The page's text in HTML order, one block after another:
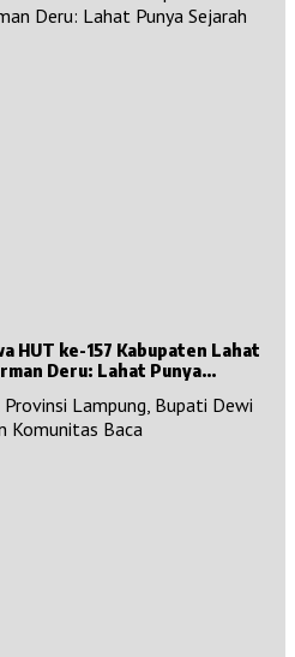
HUT ke-157 Kabupaten Lahat
Deru: Lahat Punya